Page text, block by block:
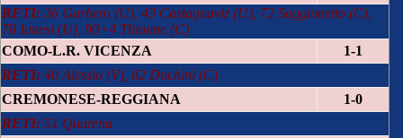
RETI: 36 Garbero (U), 43 Castagnaviz (U), 72 Saggionetto (C),
78 Ianesi (U), 90+4 Thioune (C)
COMO-L.R. VICENZA
1-1
RETI: 40 Alessio (V), 82 Duchini (C)
CREMONESE-REGGIANA
1-0
RETI: 51 Quarena